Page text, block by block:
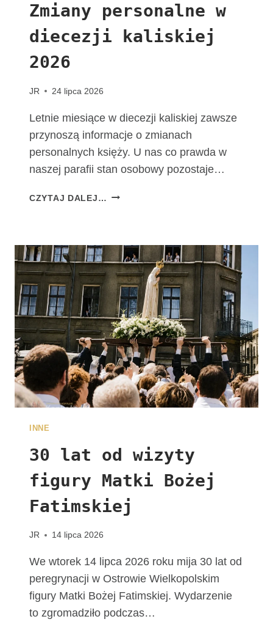
Zmiany personalne w
diecezji kaliskiej
2026
JR 24 lipca 2026
Letnie miesiące w diecezji kaliskiej zawsze
przynoszą informacje o zmianach
personalnych księży. U nas co prawda w
naszej parafii stan osobowy pozostaje…
CZYTAJ DALEJ… Z
Y
P
S
O
N
A
L
N
E
E
C
Z
A
L
S
K
INNE
30 lat od wizyty
figury Matki Bożej
Fatimskiej
JR 14 lipca 2026
We wtorek 14 lipca 2026 roku mija 30 lat od
peregrynacji w Ostrowie Wielkopolskim
figury Matki Bożej Fatimskiej. Wydarzenie
to zgromadziło podczas…